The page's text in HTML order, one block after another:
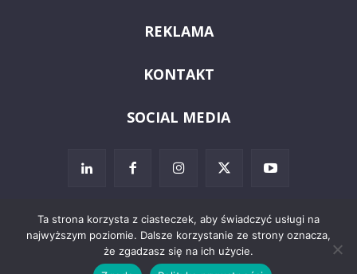
REKLAMA
KONTAKT
SOCIAL MEDIA
Ta strona korzysta z ciasteczek, aby świadczyć usługi na
najwyższym poziomie. Dalsze korzystanie ze strony oznacza,
że zgadzasz się na ich użycie.